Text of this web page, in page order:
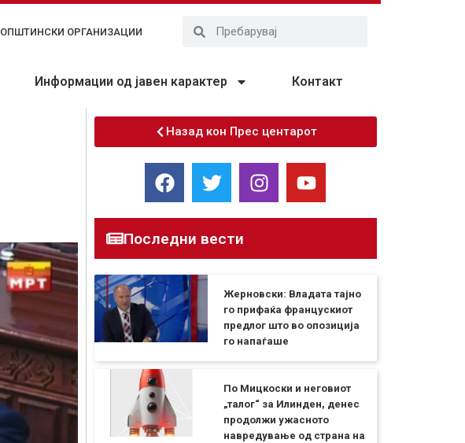
ОПШТИНСКИ ОРГАНИЗАЦИИ
Информации од јавен карактер Контакт
Назад кон Прес центарот
Последни вести
Жерновски: Владата тајно
го прифаќа францускиот
предлог што во опозиција
го напаѓаше
По Мицкоски и неговиот
„талог“ за Илинден, денес
продолжи ужасното
навредување од страна на